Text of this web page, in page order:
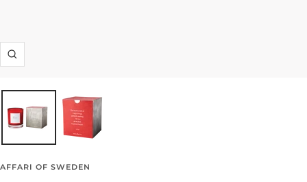
Zooma
AFFARI OF SWEDEN